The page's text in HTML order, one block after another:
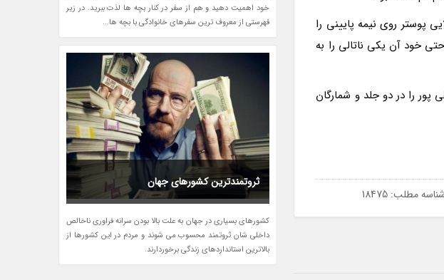
پوستر روی نیمه پایینی را
خود آن یکی ناتالی را به
پور را در دو جلد و شمارگان
شناسه مطلب: 18475
خود اهمیت دهید و هم از سفر در کنار بچه ها لذت ببرید. در زیر
فهرستی از معروف ترین سفرهای خانوادگی با بچه ها...
ثروتمندترین کشورهای جهان
کشورهای بسیاری در جهان به علت بالا بودن سرانه فراوری ناخالص
داخلی شان ثروتمند محسوب می شوند و مردم در این کشورها از
بالاترین استانداردهای زندگی برخوردارند.